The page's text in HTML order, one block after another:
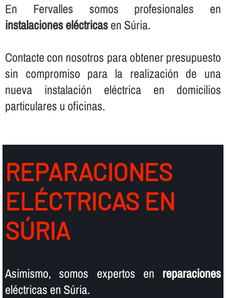
En Fervalles somos profesionales en
instalaciones eléctricasen Súria.
Contacte con nosotros para obtener presupuesto
sin compromiso para la realización de una
nueva instalación eléctrica en domicilios
particulares u oficinas.
REPARACIONES
ELÉCTRICAS EN
SÚRIA
Asimismo, somos expertos en reparaciones
eléctricas en Súria.